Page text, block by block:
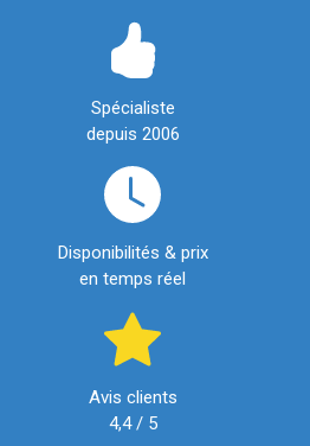
Spécialiste
depuis 2006
Disponibilités & prix
en temps réel
Avis clients
4,4 / 5